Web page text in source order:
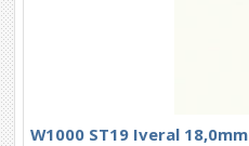
W1000 ST19 Iveral 18,0mm